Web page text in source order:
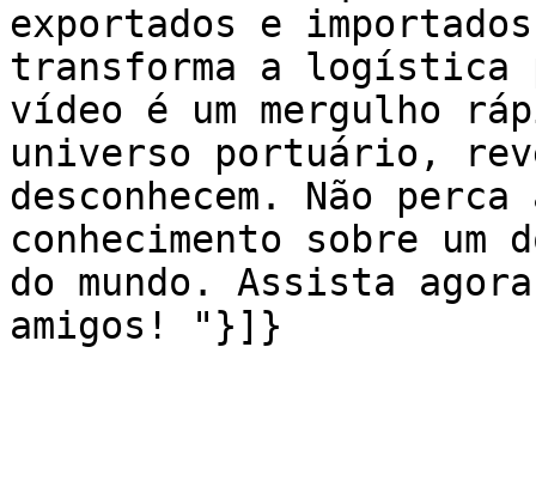
exportados e
transforma a
vídeo é um mergulho
universo portuário,
desconhecem. Não
conhecimento sobre
do mundo. Assista
amigos! "}]}